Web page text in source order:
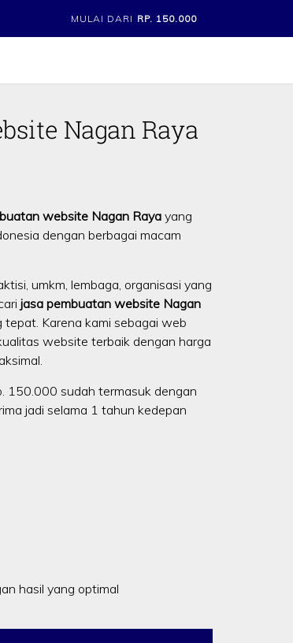
MULAI DARI RP. 150.000
Nagan Raya
website Nagan Raya yang
dengan berbagai macam
umkm, lembaga, organisasi yang
jasa pembuatan website Nagan
Karena kami sebagai web
website terbaik dengan harga
150.000 sudah termasuk dengan
jadi selama 1 tahun kedepan
hasil yang optimal